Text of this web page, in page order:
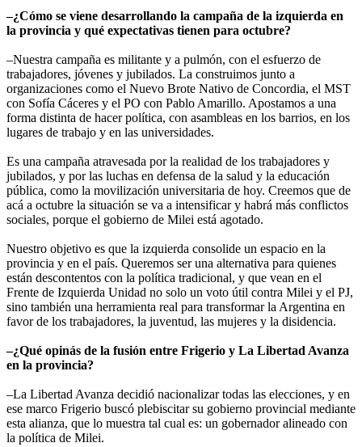
–¿Cómo se viene desarrollando la campaña de la izquierda en
la provincia y qué expectativas tienen para octubre?
–Nuestra campaña es militante y a pulmón, con el esfuerzo de
trabajadores, jóvenes y jubilados. La construimos junto a
organizaciones como el Nuevo Brote Nativo de Concordia, el MST
con Sofía Cáceres y el PO con Pablo Amarillo. Apostamos a una
forma distinta de hacer política, con asambleas en los barrios, en los
lugares de trabajo y en las universidades.
Es una campaña atravesada por la realidad de los trabajadores y
jubilados, y por las luchas en defensa de la salud y la educación
pública, como la movilización universitaria de hoy. Creemos que de
acá a octubre la situación se va a intensificar y habrá más conflictos
sociales, porque el gobierno de Milei está agotado.
Nuestro objetivo es que la izquierda consolide un espacio en la
provincia y en el país. Queremos ser una alternativa para quienes
están descontentos con la política tradicional, y que vean en el
Frente de Izquierda Unidad no solo un voto útil contra Milei y el PJ,
sino también una herramienta real para transformar la Argentina en
favor de los trabajadores, la juventud, las mujeres y la disidencia.
–¿Qué opinás de la fusión entre Frigerio y La Libertad Avanza
en la provincia?
–La Libertad Avanza decidió nacionalizar todas las elecciones, y en
ese marco Frigerio buscó plebiscitar su gobierno provincial mediante
esta alianza, que lo muestra tal cual es: un gobernador alineado con
la política de Milei.